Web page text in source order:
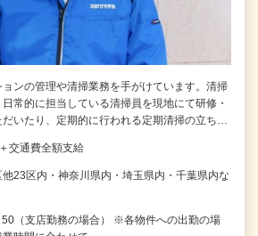
ョンの管理や清掃業務を手がけています。清掃
常的に担当している清掃員を現地にて研修・
だいたり、定期的に行われる定期清掃の立ち…
交通費全額支給
23区内・神奈川県内・埼玉県内・千葉県内な
（支店勤務の場合） ※各物件への出勤の場